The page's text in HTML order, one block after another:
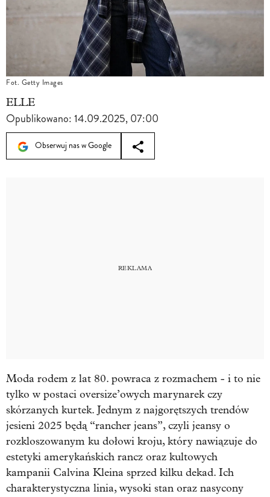
Fot. Getty Images
ELLE
Opublikowano:14.09.2025, 07:00
Obserwuj nas w Google
Moda rodem z lat 80. powraca z rozmachem - i to nie
tylko w postaci oversize’owych marynarek czy
skórzanych kurtek. Jednym z najgorętszych trendów
jesieni 2025 będą “rancher jeans”, czyli jeansy o
rozkloszowanym ku dołowi kroju, który nawiązuje do
estetyki amerykańskich rancz oraz kultowych
kampanii Calvina Kleina sprzed kilku dekad. Ich
charakterystyczna linia, wysoki stan oraz nasycony